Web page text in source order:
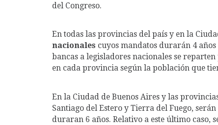
del Congreso.
En todas las provincias del país y en la
nacionales cuyos mandatos durarán 4
bancas a legisladores nacionales se
en cada provincia según la población que
En la Ciudad de Buenos Aires y las
Santiago del Estero y Tierra del Fuego, serán
duraran 6 años. Relativo a este último caso,